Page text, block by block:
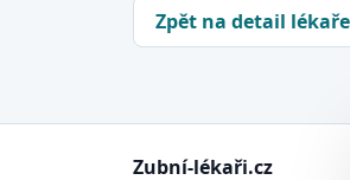
Zpět na detail lékaře
Zubní-lékaři.cz